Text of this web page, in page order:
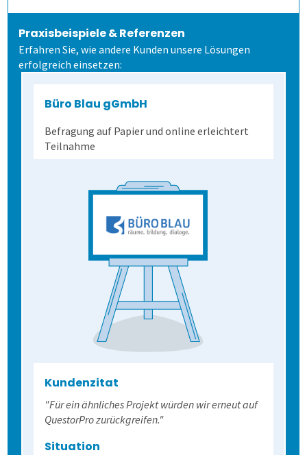
Praxisbeispiele & Referenzen
Erfahren Sie, wie andere Kunden unsere Lösungen
erfolgreich einsetzen:
Büro Blau gGmbH
Befragung auf Papier und online erleichtert
Teilnahme
Kundenzitat
"Für ein ähnliches Projekt würden wir erneut auf
QuestorPro zurückgreifen."
Situation